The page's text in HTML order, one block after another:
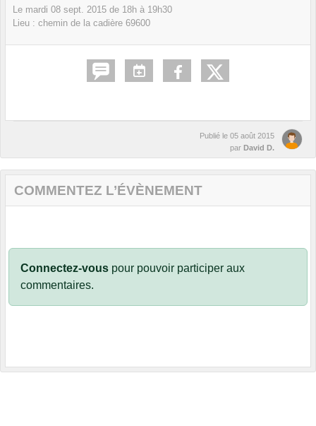
Le mardi 08 sept. 2015 de 18h à 19h30
Lieu : chemin de la cadière 69600
Publié le 05 août 2015
par David D.
COMMENTEZ L’ÉVÈNEMENT
Connectez-vous pour pouvoir participer aux
commentaires.